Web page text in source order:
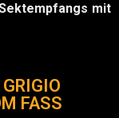
mit
FASS